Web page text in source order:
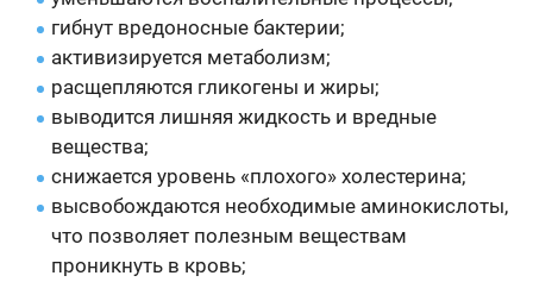
гибнут вредоносные бактерии;
активизируется метаболизм;
расщепляются гликогены и жиры;
выводится лишняя жидкость и вредные
вещества;
снижается уровень «плохого» холестерина;
высвобождаются необходимые аминокислоты,
что позволяет полезным веществам
проникнуть в кровь;